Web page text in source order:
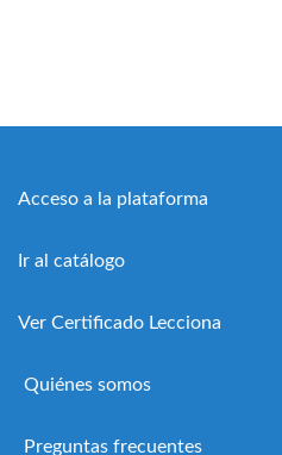
Acceso a la plataforma
Ir al catálogo
Ver Certificado Lecciona
Quiénes somos
Preguntas frecuentes